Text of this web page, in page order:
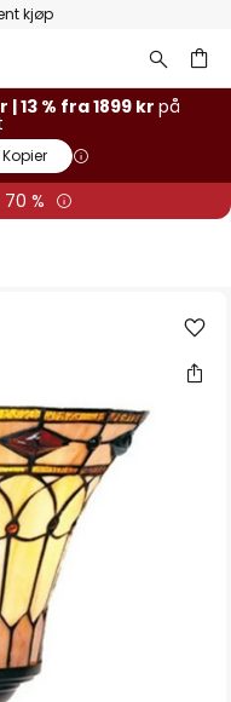
kjøp
13 % fra 1899 krpå
Kopier
%